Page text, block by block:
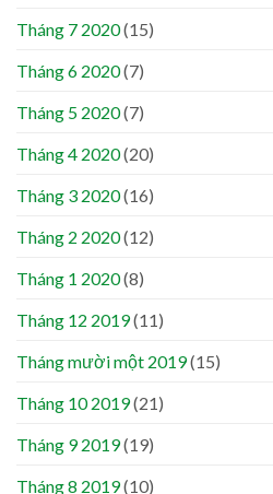
Tháng 7 2020(15)
Tháng 6 2020(7)
Tháng 5 2020(7)
Tháng 4 2020(20)
Tháng 3 2020(16)
Tháng 2 2020(12)
Tháng 1 2020(8)
Tháng 12 2019(11)
Tháng mười một 2019(15)
Tháng 10 2019(21)
Tháng 9 2019(19)
Tháng 8 2019(10)